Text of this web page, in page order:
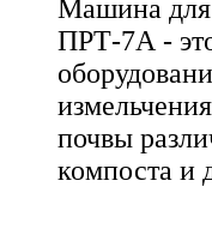
Машина для
ПРТ-7А -
почвы
компоста и